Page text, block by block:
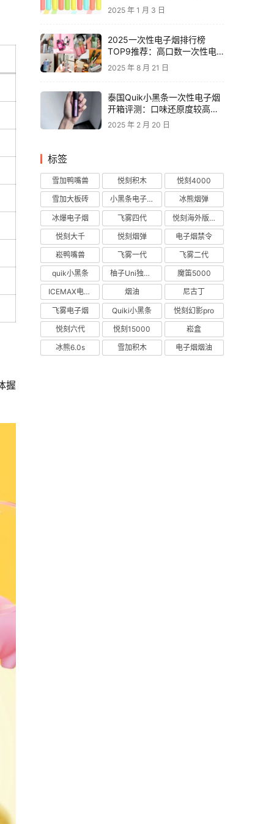
握
2025 年 1 月 3 日
2025一次性电子烟排行榜
TOP9推荐：高口数一次性电
子烟对比，性价比电子烟品牌
2025 年 8 月 21 日
泰国Quik小黑条一次性电子烟
开箱评测：口味还原度较高，
层次丰富
2025 年 2 月 20 日
标签
雪加鸭嘴兽 悦刻积木 悦刻4000
雪加大板砖 小黑条电子烟 冰熊烟弹
冰爆电子烟 飞雾四代 悦刻海外版烟弹
悦刻大千 悦刻烟弹 电子烟禁令
崧鸭嘴兽 飞雾一代 飞雾二代
quik小黑条 柚子Uni独角兽 魔笛5000
ICEMAX电子烟 烟油 尼古丁
飞雾电子烟 Quiki小黑条 悦刻幻影pro
悦刻六代 悦刻15000 崧盒
冰熊6.0s 雪加积木 电子烟烟油